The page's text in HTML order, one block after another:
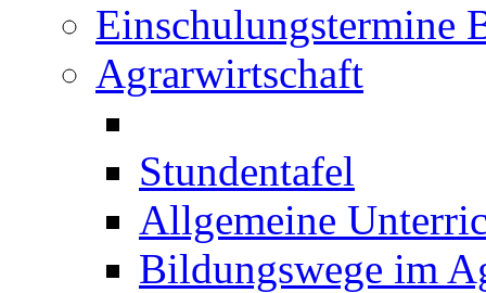
Einschulungstermine
Agrarwirtschaft
Stundentafel
Allgemeine
Bildungswege im